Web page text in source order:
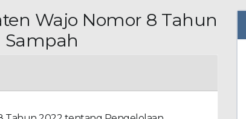
Wajo Nomor 8 Tahun
Sampah